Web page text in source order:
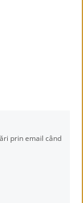
prin email când